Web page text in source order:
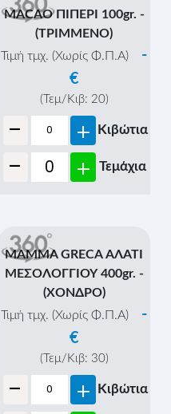
MACAO ΠΙΠΕΡΙ 100gr. -
(ΤΡΙΜΜΕΝΟ)
Τιμή τμχ. (Χωρίς Φ.Π.Α)
-
€
(Τεμ/Κιβ: 20)
- + Κιβώτια
- + Τεμάχια
MAMMA GRECA ΑΛΑΤΙ
ΜΕΣΟΛΟΓΓΙΟΥ 400gr. -
(ΧΟΝΔΡΟ)
Τιμή τμχ. (Χωρίς Φ.Π.Α)
-
€
(Τεμ/Κιβ: 30)
- + Κιβώτια